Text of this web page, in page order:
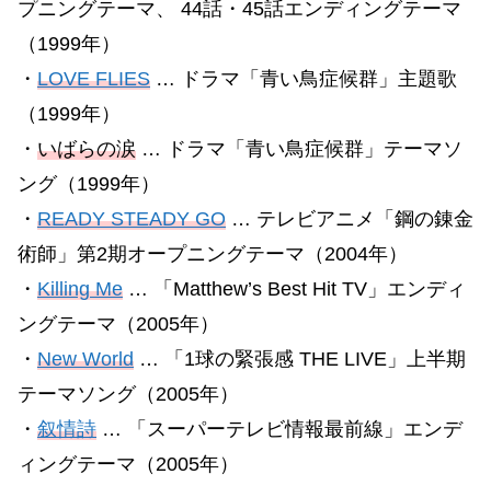
プニングテーマ、 44話・45話エンディングテーマ
（1999年）
・ LOVE FLIES … ドラマ「青い鳥症候群」主題歌
（1999年）
・ いばらの涙 … ドラマ「青い鳥症候群」テーマソ
ング（1999年）
・ READY STEADY GO … テレビアニメ「鋼の錬金
術師」第2期オープニングテーマ（2004年）
・ Killing Me … 「Matthew’s Best Hit TV」エンディ
ングテーマ（2005年）
・ New World … 「1球の緊張感 THE LIVE」上半期
テーマソング（2005年）
・ 叙情詩 … 「スーパーテレビ情報最前線」エンデ
ィングテーマ（2005年）